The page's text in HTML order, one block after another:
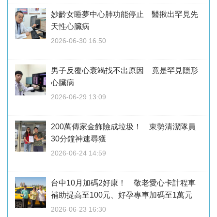
妙齡女睡夢中心肺功能停止 醫揪出罕見先
天性心臟病
2026-06-30 16:50
男子反覆心衰竭找不出原因 竟是罕見隱形
心臟病
2026-06-29 13:09
200萬傳家金飾險成垃圾！ 東勢清潔隊員
30分鐘神速尋獲
2026-06-24 14:59
台中10月加碼2好康！ 敬老愛心卡計程車
補助提高至100元、好孕專車加碼至1萬元
2026-06-23 16:30